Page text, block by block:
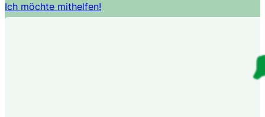
Ich möchte mithelfen!